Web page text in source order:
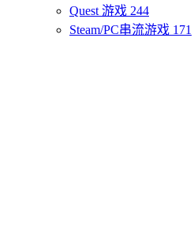
Quest 游戏 244
Steam/PC串流游戏 171